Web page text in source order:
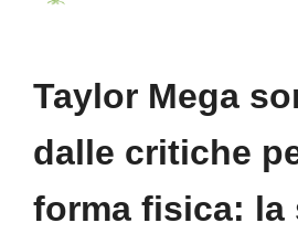
Taylor Mega
dalle critiche
forma fisica: la